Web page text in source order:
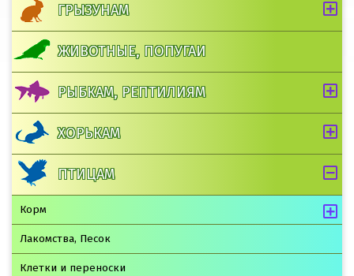
ГРЫЗУНАМ
ЖИВОТНЫЕ, ПОПУГАИ
РЫБКАМ, РЕПТИЛИЯМ
ХОРЬКАМ
ПТИЦАМ
Корм
Лакомства, Песок
Клетки и переноски